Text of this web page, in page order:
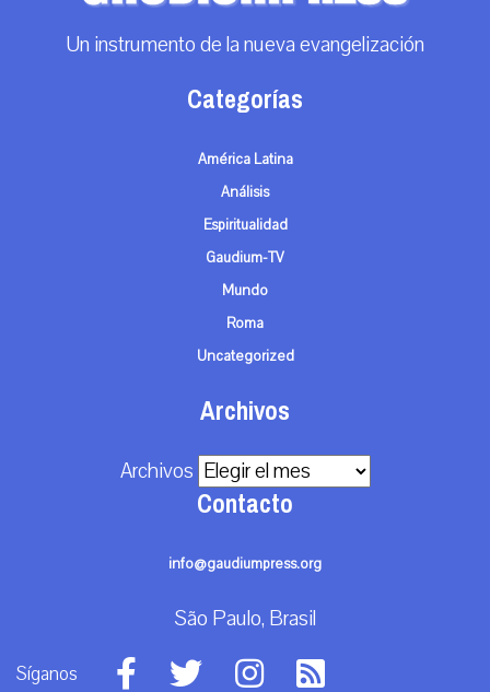
Un instrumento de la nueva evangelización
Categorías
América Latina
Análisis
Espiritualidad
Gaudium-TV
Mundo
Roma
Uncategorized
Archivos
Archivos
Contacto
info@gaudiumpress.org
São Paulo, Brasil
Síganos